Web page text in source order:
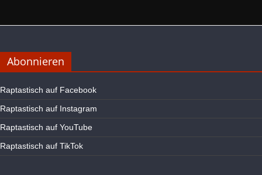
Abonnieren
Raptastisch auf Facebook
Raptastisch auf Instagram
Raptastisch auf YouTube
Raptastisch auf TikTok